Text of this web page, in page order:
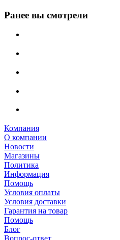
Ранее вы смотрели
Компания
О компании
Новости
Магазины
Политика
Информация
Помощь
Условия оплаты
Условия доставки
Гарантия на товар
Помощь
Блог
Вопрос-ответ